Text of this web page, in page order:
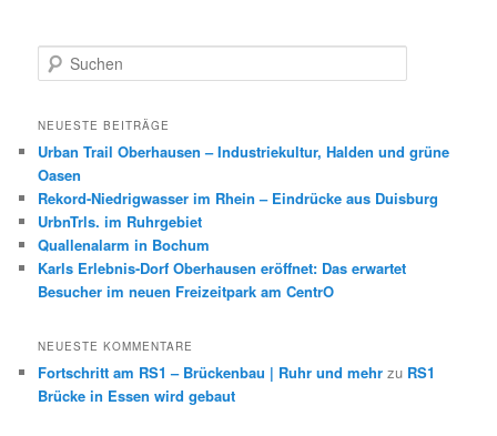
u
h
n
NEUESTE BEITRÄGE
Urban Trail Oberhausen – Industriekultur, Halden und grüne
Oasen
Rekord-Niedrigwasser im Rhein – Eindrücke aus Duisburg
UrbnTrls. im Ruhrgebiet
Quallenalarm in Bochum
Karls Erlebnis-Dorf Oberhausen eröffnet: Das erwartet
Besucher im neuen Freizeitpark am CentrO
NEUESTE KOMMENTARE
Fortschritt am RS1 – Brückenbau | Ruhr und mehr zu RS1
Brücke in Essen wird gebaut